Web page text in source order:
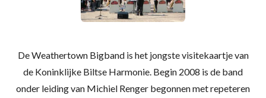
DeWeathertown Bigbandis het jongste visitekaartje van
de Koninklijke Biltse Harmonie. Begin 2008 is de band
onder leiding van Michiel Renger begonnen met repeteren